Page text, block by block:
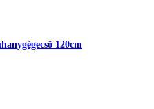
120cm